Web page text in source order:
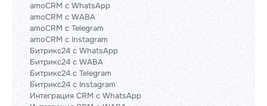
amoCRM с WhatsApp
amoCRM с WABA
amoCRM с Telegram
amoCRM с Instagram
Битрикс24 с WhatsApp
Битрикс24 с WABA
Битрикс24 с Telegram
Битрикс24 с Instagram
Интеграция CRM с WhatsApp